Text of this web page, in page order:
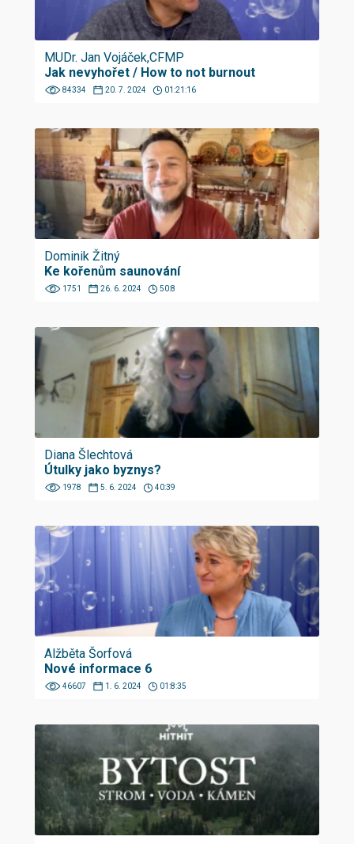
MUDr. Jan Vojáček,CFMP
Jak nevyhořet / How to not burnout
84334 20. 7. 2024 01:21:16
Dominik Žitný
Ke kořenům saunování
1751 26. 6. 2024 50:8
Diana Šlechtová
Útulky jako byznys?
1978 5. 6. 2024 40:39
Alžběta Šorfová
Nové informace 6
46607 1. 6. 2024 01:8:35